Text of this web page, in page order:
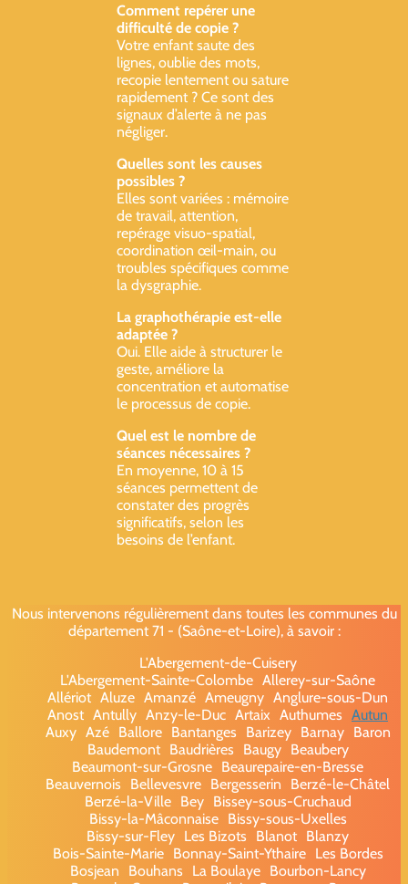
Comment repérer une
difficulté de copie ?
Votre enfant saute des
lignes, oublie des mots,
recopie lentement ou sature
rapidement ? Ce sont des
signaux d’alerte à ne pas
négliger.
Quelles sont les causes
possibles ?
Elles sont variées : mémoire
de travail, attention,
repérage visuo-spatial,
coordination œil-main, ou
troubles spécifiques comme
la dysgraphie.
La graphothérapie est-elle
adaptée ?
Oui. Elle aide à structurer le
geste, améliore la
concentration et automatise
le processus de copie.
Quel est le nombre de
séances nécessaires ?
En moyenne, 10 à 15
séances permettent de
constater des progrès
significatifs, selon les
besoins de l’enfant.
Nous intervenons régulièrement dans toutes les communes du
département 71 - (Saône-et-Loire), à savoir :
L'Abergement-de-Cuisery
L'Abergement-Sainte-Colombe Allerey-sur-Saône
Allériot Aluze Amanzé Ameugny Anglure-sous-Dun
Anost Antully Anzy-le-Duc Artaix Authumes Autun
Auxy Azé Ballore Bantanges Barizey Barnay
Baron
Baudemont
Baudrières Baugy
Beaubery
Beaumont-sur-Grosne Beaurepaire-en-Bresse
Beauvernois
Bellevesvre Bergesserin
Berzé-le-Châtel
Berzé-la-Ville
Bey
Bissey-sous-Cruchaud
Bissy-la-Mâconnaise
Bissy-sous-Uxelles
Bissy-sur-Fley Les Bizots Blanot Blanzy
Bois-Sainte-Marie
Bonnay-Saint-Ythaire
Les Bordes
Bosjean
Bouhans La Boulaye
Bourbon-Lancy